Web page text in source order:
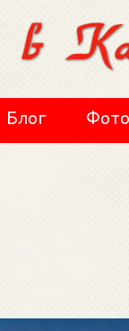
Блог